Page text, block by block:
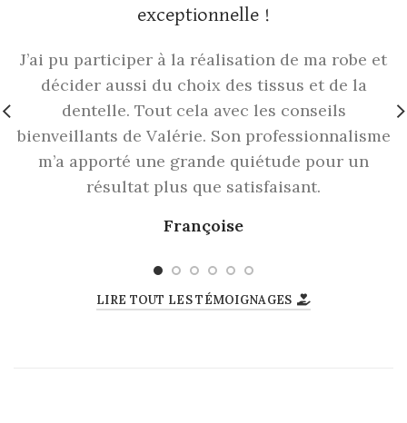
exceptionnelle !
J’ai pu participer à la réalisation de ma robe et
décider aussi du choix des tissus et de la
dentelle. Tout cela avec les conseils
bienveillants de Valérie. Son professionnalisme
m’a apporté une grande quiétude pour un
résultat plus que satisfaisant.
Françoise
LIRE TOUT LES TÉMOIGNAGES